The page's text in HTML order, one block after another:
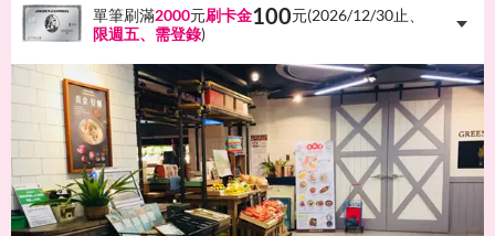
單筆刷滿2000元刷卡金100元(2026/12/30止、
限週五、需登錄)